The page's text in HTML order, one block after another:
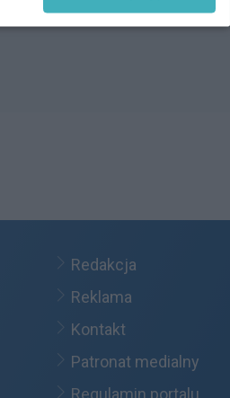
Redakcja
Reklama
Kontakt
Patronat medialny
Regulamin portalu